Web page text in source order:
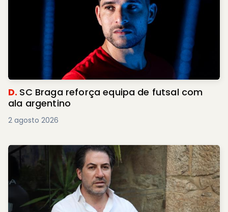
D. SC Braga reforça equipa de futsal com
ala argentino
2 agosto 2026